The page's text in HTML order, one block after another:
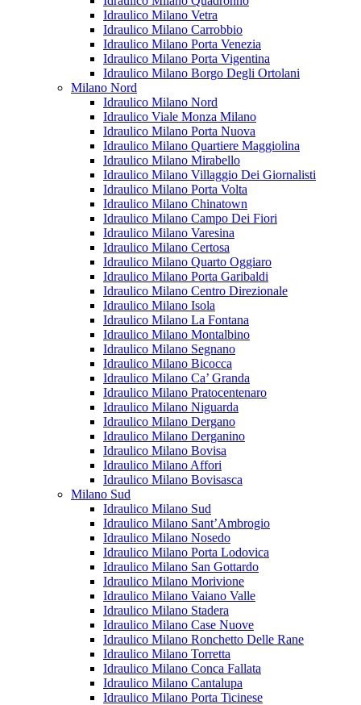
Idraulico Milano Vetra
Idraulico Milano Carrobbio
Idraulico Milano Porta Venezia
Idraulico Milano Porta Vigentina
Idraulico Milano Borgo Degli Ortolani
Milano Nord
Idraulico Milano Nord
Idraulico Viale Monza Milano
Idraulico Milano Porta Nuova
Idraulico Milano Quartiere Maggiolina
Idraulico Milano Mirabello
Idraulico Milano Villaggio Dei Giornalisti
Idraulico Milano Porta Volta
Idraulico Milano Chinatown
Idraulico Milano Campo Dei Fiori
Idraulico Milano Varesina
Idraulico Milano Certosa
Idraulico Milano Quarto Oggiaro
Idraulico Milano Porta Garibaldi
Idraulico Milano Centro Direzionale
Idraulico Milano Isola
Idraulico Milano La Fontana
Idraulico Milano Montalbino
Idraulico Milano Segnano
Idraulico Milano Bicocca
Idraulico Milano Ca’ Granda
Idraulico Milano Pratocentenaro
Idraulico Milano Niguarda
Idraulico Milano Dergano
Idraulico Milano Derganino
Idraulico Milano Bovisa
Idraulico Milano Affori
Idraulico Milano Bovisasca
Milano Sud
Idraulico Milano Sud
Idraulico Milano Sant’Ambrogio
Idraulico Milano Nosedo
Idraulico Milano Porta Lodovica
Idraulico Milano San Gottardo
Idraulico Milano Morivione
Idraulico Milano Vaiano Valle
Idraulico Milano Stadera
Idraulico Milano Case Nuove
Idraulico Milano Ronchetto Delle Rane
Idraulico Milano Torretta
Idraulico Milano Conca Fallata
Idraulico Milano Cantalupa
Idraulico Milano Porta Ticinese